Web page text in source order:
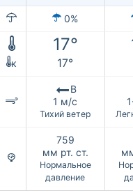
0%
17°
к 17°
В
1 м/с
Тихий ветер
759
мм рт. ст.
Нормальное
давление